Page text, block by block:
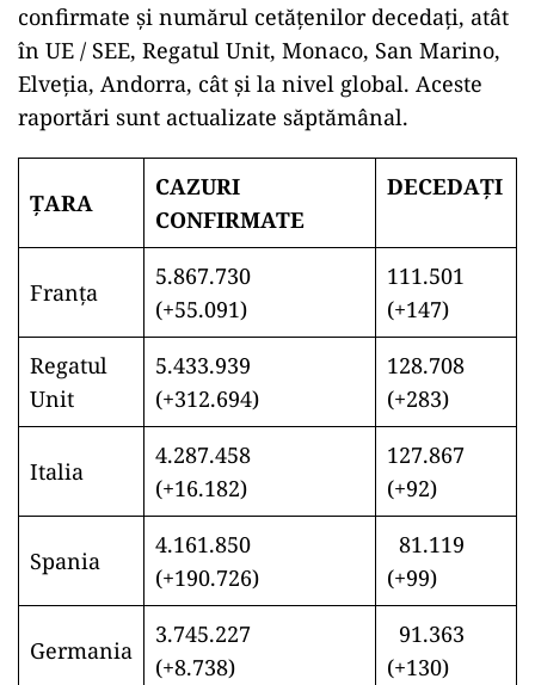
confirmate și numărul cetățenilor decedați, atât
în UE / SEE, Regatul Unit, Monaco, San Marino,
Elveția, Andorra, cât și la nivel global. Aceste
raportări sunt actualizate săptămânal.
ŢARA
CAZURI
CONFIRMATE
DECEDAȚI
Franţa
5.867.730
(+55.091)
111.501
(+147)
Regatul
Unit
5.433.939
(+312.694)
128.708
(+283)
Italia
4.287.458
(+16.182)
127.867
(+92)
Spania
4.161.850
(+190.726)
81.119
(+99)
Germania
3.745.227
(+8.738)
91.363
(+130)